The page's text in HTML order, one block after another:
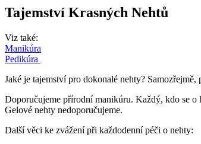
Tajemství Krasných Nehtů
Viz také:
Manikúra
Pedikúra
Jaké je tajemství pro dokonalé nehty?
Doporučujeme přírodní manikúru. Každý, kdo se o
Gelové nehty nedoporučujeme.
Další věci ke zvážení při každodenní péči o nehty: